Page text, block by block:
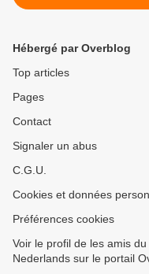
gaat sneeuwen
Hébergé par Overblog
Top articles
Pages
Contact
Signaler un abus
C.G.U.
Cookies et données
Préférences cookies
Voir le profil de les amis
Nederlands sur le portail